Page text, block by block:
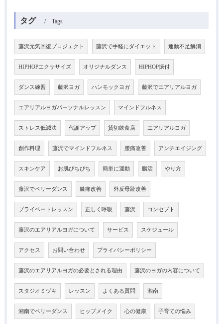
タグ Tags
藤沢元気回復プロジェクト 藤沢で手軽にダイエット 運動不足解消
HIPHOPエクササイズ オリジナルダンス HIPHOP振付
ダンス練習 藤沢ヨガ ハンモックヨガ 藤沢でエアリアルヨガ
エアリアルヨガパーソナルレッスン マインドフルネス
ストレス低減法 代謝アップ 貸切飲食店 エアリアルヨガ
創作料理 藤沢でマインドフルネス 腰痛改善 アンチエイジング
スキンケア お肌ぴちぴち 簡単に運動 腸活 やり方
藤沢でベリーダンス 膝痛改善 外反母趾改善
プライベートレッスン 正しく呼吸 藤沢 コンセプト
藤沢のエアリアルヨガについて サービス スケジュール
アクセス お問い合わせ プライバシーポリシー
藤沢のエアリアルヨガの必要とされる理由 藤沢のヨガの内容について
スタジオミヅキ レッスン よくある質問 湘南
湘南でベリーダンス ヒップメイク 心の健康 子育ての悩み